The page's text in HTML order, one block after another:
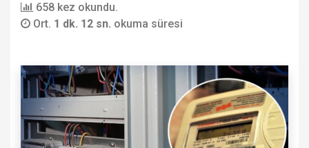
658 kez okundu.
Ort. 1 dk. 12 sn. okuma süresi